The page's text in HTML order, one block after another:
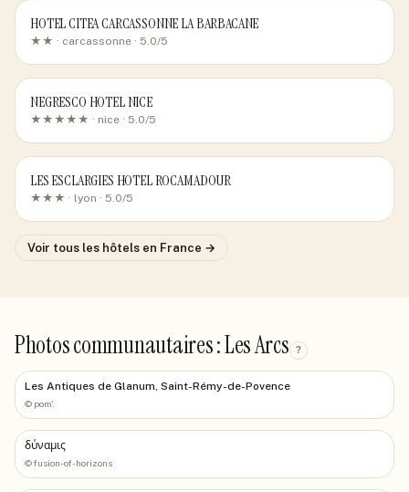
HOTEL CITEA CARCASSONNE LA BARBACANE
★★ · carcassonne · 5.0/5
NEGRESCO HOTEL NICE
★★★★★ · nice · 5.0/5
LES ESCLARGIES HOTEL ROCAMADOUR
★★★ · lyon · 5.0/5
Voir tous les hôtels en France →
Photos communautaires : Les Arcs ?
Les Antiques de Glanum, Saint-Rémy-de-Povence
© pom'.
δύναμις
©fusion-of-horizons